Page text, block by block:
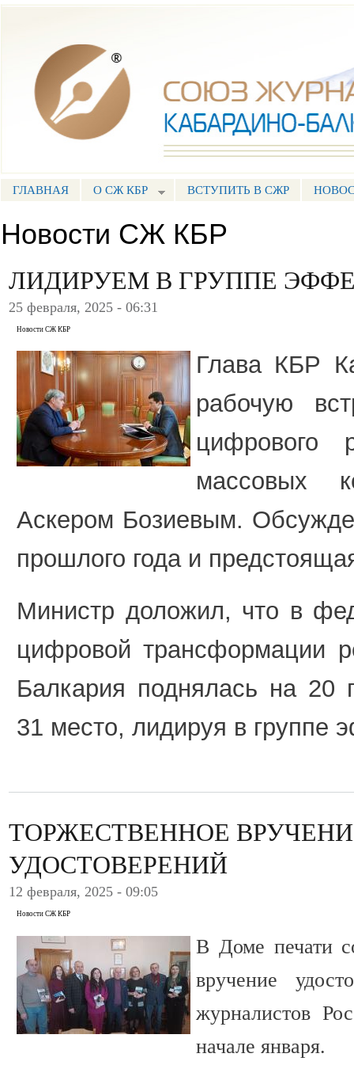
ГЛАВНОЕ МЕНЮ
ГЛАВНАЯ О СЖ КБР ВСТУПИТЬ В СЖР
Новости СЖ КБР
ЛИДИРУЕМ В ГРУППЕ
25 февраля, 2025 - 06:31
Новости СЖ КБР
Глава КБР
рабочую
цифрового
массовых
Аскером Бозиевым.
прошлого года и
Министр доложил, что в
цифровой трансформации
Балкария поднялась на 20
31 место, лидируя в группе
ТОРЖЕСТВЕННОЕ
УДОСТОВЕРЕНИЙ
12 февраля, 2025 - 09:05
Новости СЖ КБР
В Доме печати
вручение
журналистов
начале января.